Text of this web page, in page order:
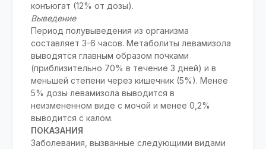
конъюгат (12% от дозы).
Выведение
Период полувыведения из организма
составляет 3-6 часов. Метаболиты левамизола
выводятся главным образом почками
(приблизительно 70% в течение 3 дней) и в
меньшей степени через кишечник (5%). Менее
5% дозы левамизола выводится в
неизмененном виде с мочой и менее 0,2%
выводится с калом.
ПОКАЗАНИЯ
Заболевания, вызванные следующими видами